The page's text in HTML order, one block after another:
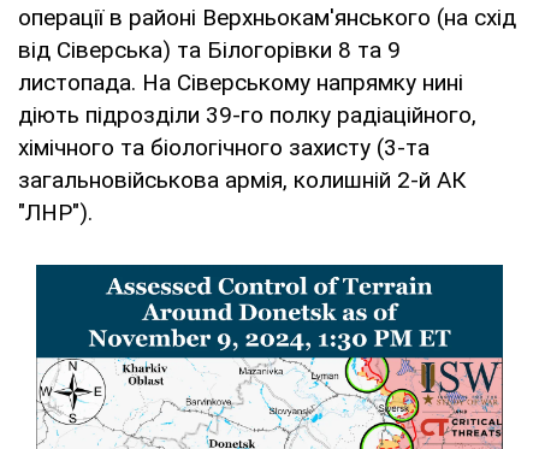
операції в районі Верхньокам'янського (на схід
від Сіверська) та Білогорівки 8 та 9
листопада. На Сіверському напрямку нині
діють підрозділи 39-го полку радіаційного,
хімічного та біологічного захисту (3-та
загальновійськова армія, колишній 2-й АК
"ЛНР").